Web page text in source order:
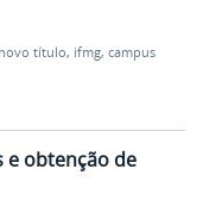
novo título, ifmg, campus
e obtenção de